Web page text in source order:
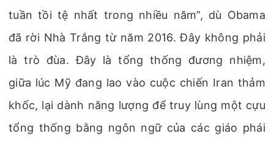
tuần tồi tệ nhất trong nhiều năm”, dù Obama
đã rời Nhà Trắng từ năm 2016. Đây không phải
là trò đùa. Đây là tổng thống đương nhiệm,
giữa lúc Mỹ đang lao vào cuộc chiến Iran thảm
khốc, lại dành năng lượng để truy lùng một cựu
tổng thống bằng ngôn ngữ của các giáo phái